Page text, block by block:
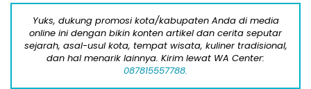
Yuks, dukung promosi kota/kabupaten Anda di media
online ini dengan bikin konten artikel dan cerita seputar
sejarah, asal-usul kota, tempat wisata, kuliner tradisional,
dan hal menarik lainnya. Kirim lewat WA Center:
087815557788.